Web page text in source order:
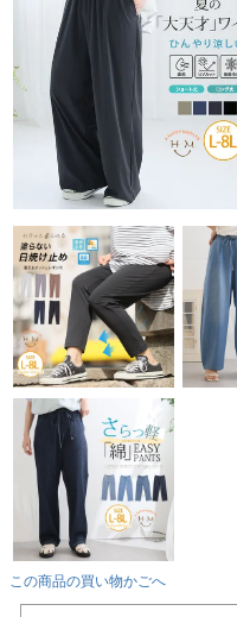
この商品の買い物かごへ